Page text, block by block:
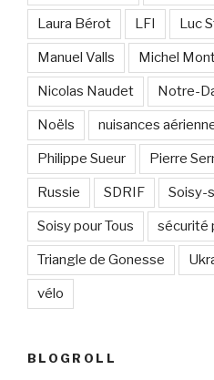
Laura Bérot LFI Luc
Manuel Valls Michel
Nicolas Naudet Notre-
Noëls nuisances
Philippe Sueur Pierre
Russie SDRIF Soisy-
Soisy pour Tous sécurité
Triangle de Gonesse
vélo
BLOGROLL